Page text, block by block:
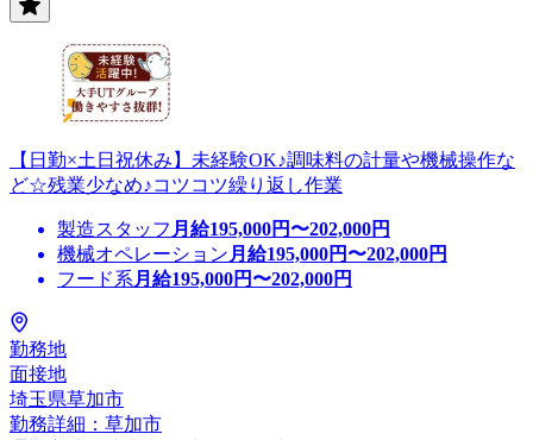
【日勤×土日祝休み】未経験OK♪調味料の計量や機械操作な
ど☆残業少なめ♪コツコツ繰り返し作業
製造スタッフ 月給195,000円〜202,000円
機械オペレーション 月給195,000円〜202,000円
フード系 月給195,000円〜202,000円
勤務地
面接地
埼玉県草加市
勤務詳細：草加市